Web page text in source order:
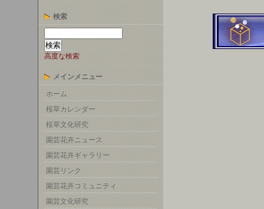
検索
高度な検索
メインメニュー
ホーム
桜草カレンダー
桜草文化研究
園芸花卉ニュース
園芸花卉ギャラリー
園芸リンク
園芸花卉コミュニティ
園芸文化研究